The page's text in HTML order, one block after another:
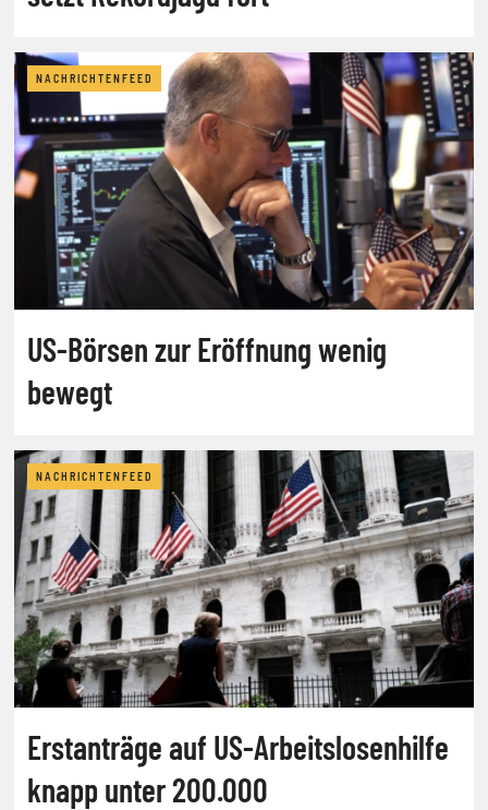
NACHRICHTENFEED
US-Börsen zur Eröffnung wenig
bewegt
NACHRICHTENFEED
Erstanträge auf US-Arbeitslosenhilfe
knapp unter 200.000